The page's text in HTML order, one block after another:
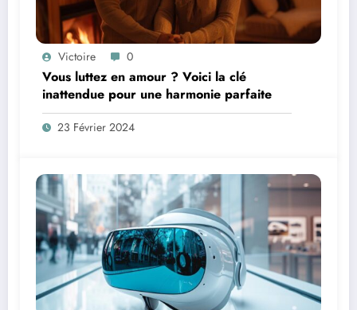
Victoire 0
Vous luttez en amour ? Voici la clé
inattendue pour une harmonie parfaite
23 Février 2024